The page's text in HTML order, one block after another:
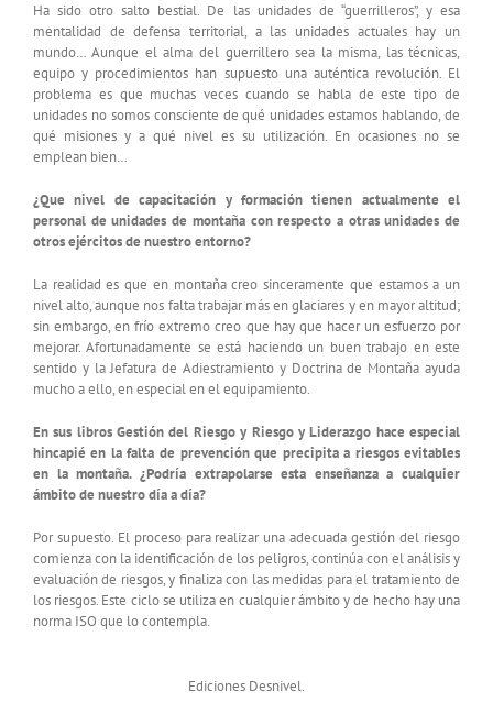
Ha sido otro salto bestial. De las unidades de “guerrilleros”, y esa
mentalidad de defensa territorial, a las unidades actuales hay un
mundo… Aunque el alma del guerrillero sea la misma, las técnicas,
equipo y procedimientos han supuesto una auténtica revolución. El
problema es que muchas veces cuando se habla de este tipo de
unidades no somos consciente de qué unidades estamos hablando, de
qué misiones y a qué nivel es su utilización. En ocasiones no se
emplean bien…
¿Que nivel de capacitación y formación tienen actualmente el
personal de unidades de montaña con respecto a otras unidades de
otros ejércitos de nuestro entorno?
La realidad es que en montaña creo sinceramente que estamos a un
nivel alto, aunque nos falta trabajar más en glaciares y en mayor altitud;
sin embargo, en frío extremo creo que hay que hacer un esfuerzo por
mejorar. Afortunadamente se está haciendo un buen trabajo en este
sentido y la Jefatura de Adiestramiento y Doctrina de Montaña ayuda
mucho a ello, en especial en el equipamiento.
En sus libros Gestión del Riesgo y Riesgo y Liderazgo hace especial
hincapié en la falta de prevención que precipita a riesgos evitables
en la montaña. ¿Podría extrapolarse esta enseñanza a cualquier
ámbito de nuestro día a día?
Por supuesto. El proceso para realizar una adecuada gestión del riesgo
comienza con la identificación de los peligros, continúa con el análisis y
evaluación de riesgos, y finaliza con las medidas para el tratamiento de
los riesgos. Este ciclo se utiliza en cualquier ámbito y de hecho hay una
norma ISO que lo contempla.
Ediciones Desnivel.